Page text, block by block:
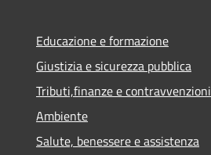
Educazione e formazione
Giustizia e sicurezza pubblica
Tributi,finanze e contravvenzioni
Ambiente
Salute, benessere e assistenza